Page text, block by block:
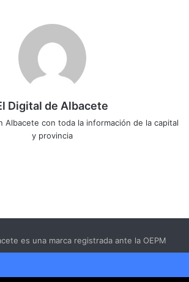
Digital de Albacete
Albacete con toda la información de la capital
y provincia
es una marca registrada ante la OEPM
Legal-Sobre Nosotros